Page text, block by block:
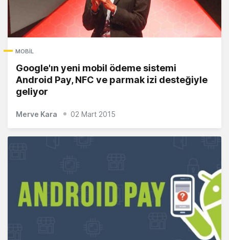
MOBIL
Google'ın yeni mobil ödeme sistemi
Android Pay, NFC ve parmak izi desteğiyle
geliyor
Merve Kara 02 Mart 2015